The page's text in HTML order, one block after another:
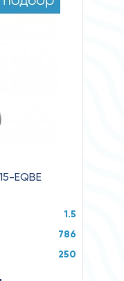
EQBE
1.5
786
250